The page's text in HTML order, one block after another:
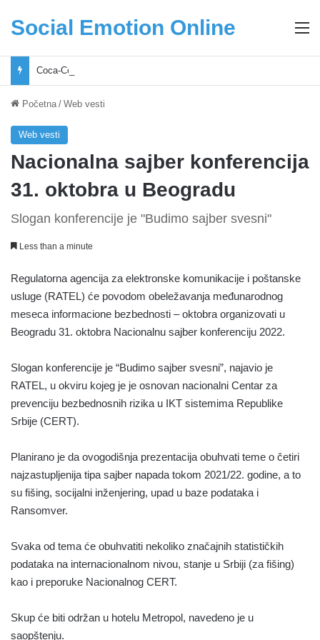
Social Emotion Online
Početna / Web vesti
Web vesti
Nacionalna sajber konferencija
31. oktobra u Beogradu
Slogan konferencije je "Budimo sajber svesni"
Less than a minute
Regulatorna agencija za elektronske komunikacije i poštanske
usluge (RATEL) će povodom obeležavanja međunarodnog
meseca informacione bezbednosti – oktobra organizovati u
Beogradu 31. oktobra Nacionalnu sajber konferenciju 2022.
Slogan konferencije je “Budimo sajber svesni”, najavio je
RATEL, u okviru kojeg je je osnovan nacionalni Centar za
prevenciju bezbednosnih rizika u IKT sistemima Republike
Srbije (CERT).
Planirano je da ovogodišnja prezentacija obuhvati teme o četiri
najzastupljenija tipa sajber napada tokom 2021/22. godine, a to
su fišing, socijalni inženjering, upad u baze podataka i
Ransomver.
Svaka od tema će obuhvatiti nekoliko značajnih statističkih
podataka na internacionalnom nivou, stanje u Srbiji (za fišing)
kao i preporuke Nacionalnog CERT.
Skup će biti održan u hotelu Metropol, navedeno je u
saopštenju.